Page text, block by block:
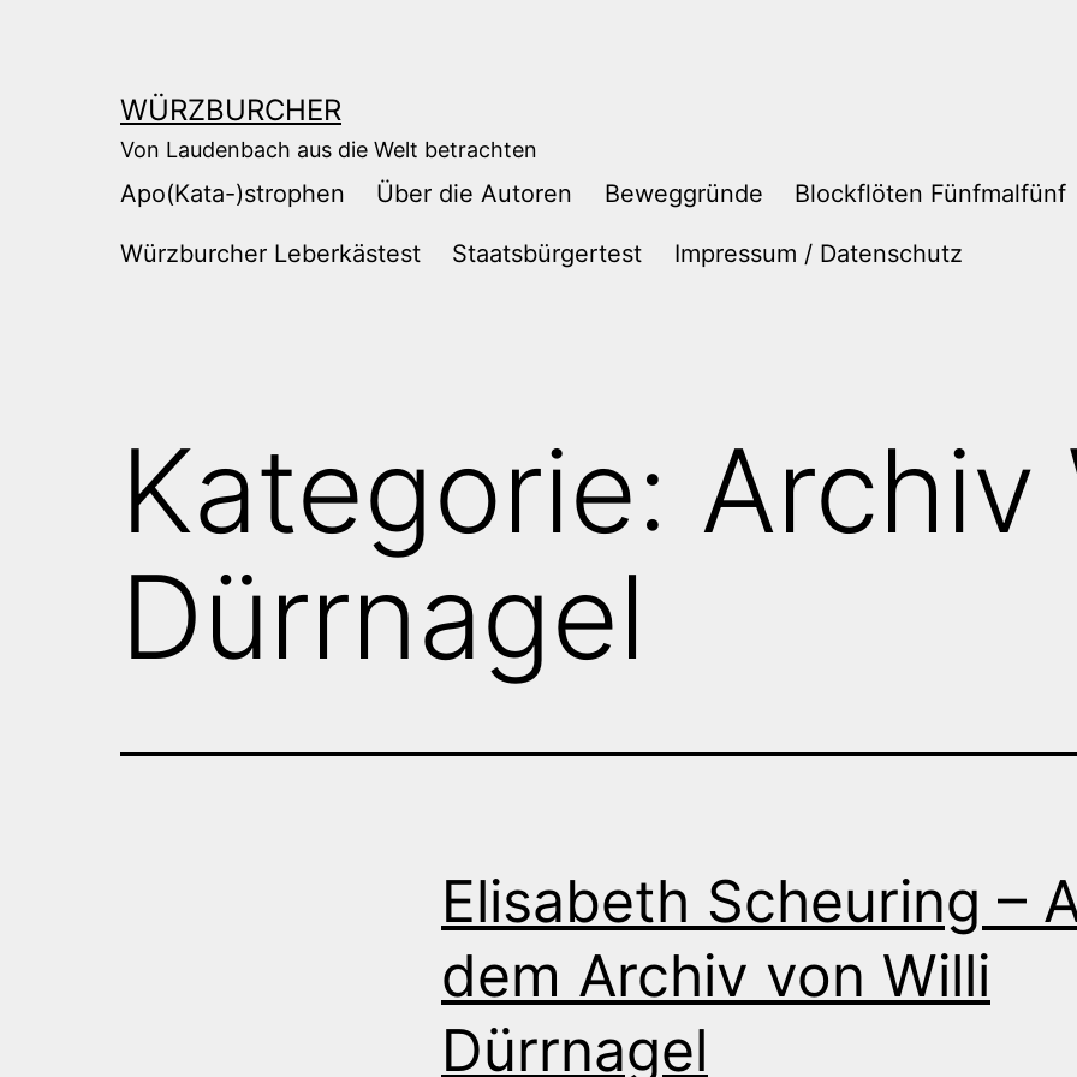
WÜRZBURCHER
Von Laudenbach aus die Welt betrachten
Apo(Kata-)strophen Über die Autoren Beweggründe Blockflöten Fünfmalfünf
Würzburcher Leberkästest Staatsbürgertest Impressum / Datenschutz
Kategorie: Archiv
Dürrnagel
Elisabeth Scheuring –
dem Archiv von Willi
Dürrnagel